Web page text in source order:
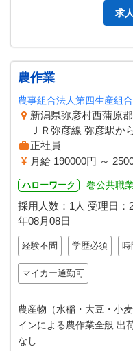
求
農作業
農事組合法人第四生産組合
新潟県弥彦村西蒲原
ＪＲ弥彦線 弥彦駅か
正社員
月給 190000円 ～
ハローワーク 巻公共職
採用人数：1人 受理日：
年08月08日
経験不問 学歴必須 時
マイカー通勤可
農産物（水稲・大豆・小
インによる農作業全般 出
なし